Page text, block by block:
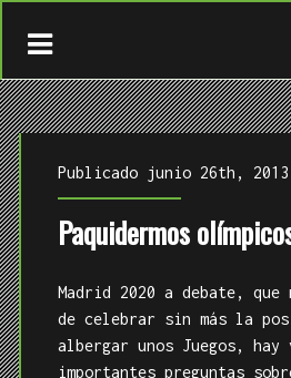
TRABAJOS
QUIÉN
Publicado junio 26th,
Paquidermos
Madrid 2020 a debate,
de celebrar sin más la
albergar unos Juegos, hay
importantes preguntas